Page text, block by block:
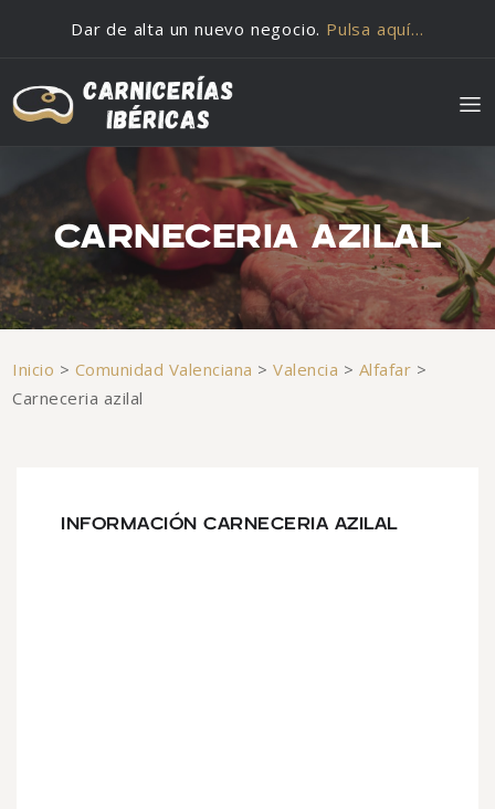
Dar de alta un nuevo negocio. Pulsa aquí…
CARNECERIA AZILAL
Inicio > Comunidad Valenciana >Valencia > Alfafar >
Carneceria azilal
INFORMACIÓN CARNECERIA AZILAL